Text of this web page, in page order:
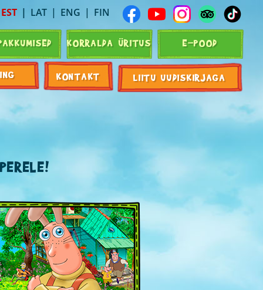
EST LAT ENG FIN
KORRALDA ÜRITUS E-POOD
KONTAKT LIITU UUDISKIRJAGA